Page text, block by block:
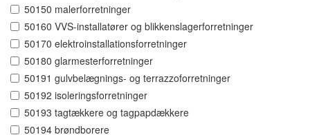
50150 malerforretninger
50160 VVS-installatører og blikkenslagerforretninger
50170 elektroinstallationsforretninger
50180 glarmesterforretninger
50191 gulvbelægnings- og terrazzoforretninger
50192 isoleringsforretninger
50193 tagtækkere og tagpapdækkere
50194 brøndborere